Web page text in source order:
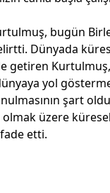
bugün
Dünyada
getiren
yol
şart
üzere
etti.